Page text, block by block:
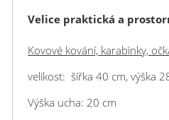
Velice praktická a
Kovové kování, karabinky,
velikost: šířka 40 cm, výška
Výška ucha: 20 cm